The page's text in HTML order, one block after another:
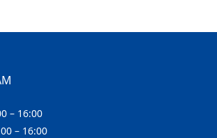
– 16:00
– 16:00